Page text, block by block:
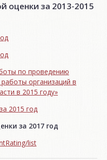
оценки за 2013-2015
по проведению
организаций в
в 2015 году»
2015 год
за 2017 год
list